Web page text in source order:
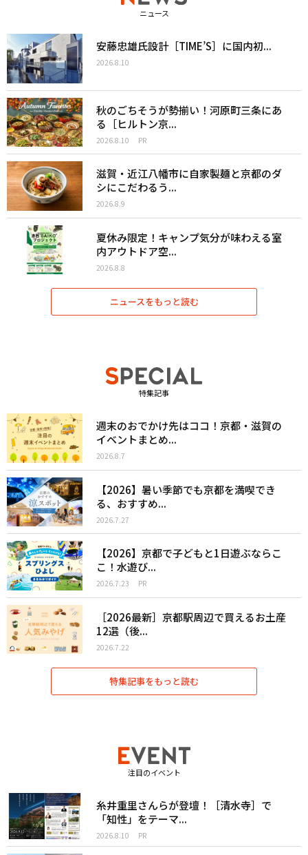
ニュース
安藤忠雄氏設計［TIME’S］に国内初...
2026.8.10
秋のごちそうが勢揃い！河原町三条にあ
る［ヒルトン京...
2026.8.10 PR
滋賀・近江八幡市に自家製麺と京都のダ
シにこだわるう...
2026.8.9
夏休み限定！キャンプ気分が味わえる室
内アウトドア空...
2026.8.8
ニュースをもっと読む
特集記事
週末のおでかけ先はココ！京都・滋賀の
イベントまとめ...
2026.8.7
【2026】暑い季節でも京都を満喫でき
る、おすすめ...
2026.7.27
【2026】京都で子どもと1日遊ぶならこ
こ！水遊び...
2026.7.23 PR
［2026最新］京都駅周辺で買えるお土産
12選（後...
2026.7.22
特集記事をもっと読む
注目のイベント
糸井重里さんらが登壇！［清水寺］で
「知性」をテーマ...
2026.8.10 PR